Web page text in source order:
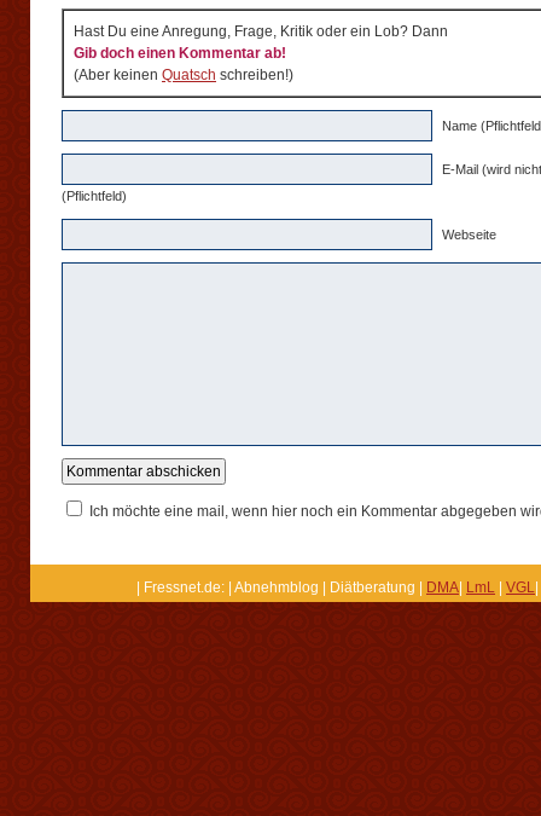
Hast Du eine Anregung, Frage, Kritik oder ein Lob? Dann
Gib doch einen Kommentar ab!
(Aber keinen Quatsch schreiben!)
Name
E-Mail (wird
(Pflichtfeld)
Webseite
Ich möchte eine mail, wenn hier noch ein Kommentar abgegeben
| Fressnet.de: | Abnehmblog | Diätberatung | DMA LmL VGL